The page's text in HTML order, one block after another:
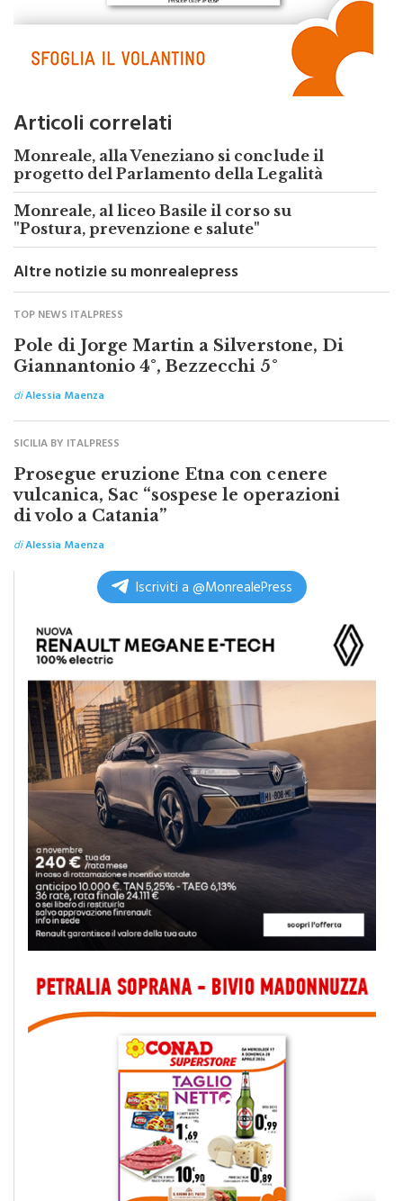
Articoli correlati
Monreale, alla Veneziano si conclude il
progetto del Parlamento della Legalità
Monreale, al liceo Basile il corso su
"Postura, prevenzione e salute"
Altre notizie su monrealepress
TOP NEWS ITALPRESS
Pole di Jorge Martin a Silverstone, Di
Giannantonio 4°, Bezzecchi 5°
diAlessia Maenza
SICILIA BY ITALPRESS
Prosegue eruzione Etna con cenere
vulcanica, Sac “sospese le operazioni
di volo a Catania”
diAlessia Maenza
Iscriviti a @MonrealePress